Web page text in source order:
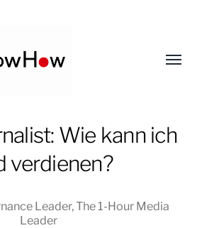
Wie kann ich
verdienen?
Leader,The 1-Hour Media
Leader